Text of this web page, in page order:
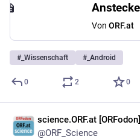
Von ORF.at
# _Wissenschaft # _Android
0 2 0
science.ORF.at [ORFodon]
@ORF_Science